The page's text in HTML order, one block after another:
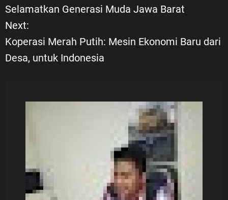
v
i
g
Selamatkan Generasi Muda Jawa Barat
Next:
Koperasi Merah Putih: Mesin Ekonomi Baru dari
Desa, untuk Indonesia